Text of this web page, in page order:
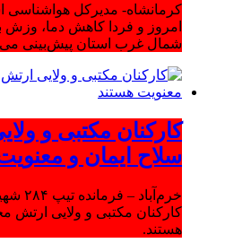
کرمانشاه- مدیرکل هواشناسی
امروز و فردا کاهش دما، وزش
شمال غرب استان پیش‌بینی
کارکنان مکتبی و
سلاح ایمان و
کارکنان مکتبی و ولایی ارتش
هستند.